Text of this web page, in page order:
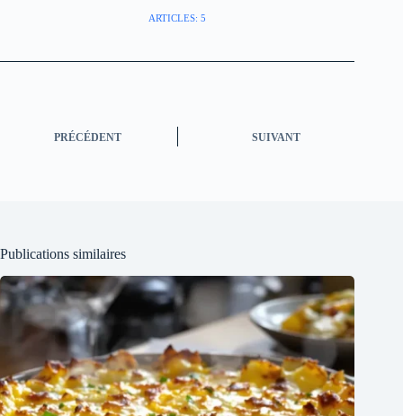
ARTICLES: 5
PRÉCÉDENT SUIVANT
Publications similaires